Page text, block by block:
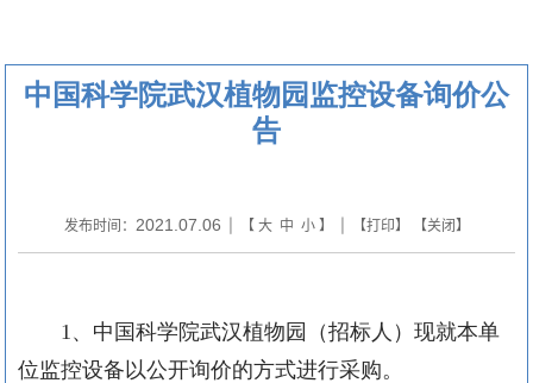
中国科学院武汉植物园监控设备询价公
告
发布时间： 2021.07.06 | 【 大 中 小】 | 【打印】 【关闭】
1 、中国科学院武汉植物园（招标人）现就本单
位监控设备以公开询价的方式进行采购。